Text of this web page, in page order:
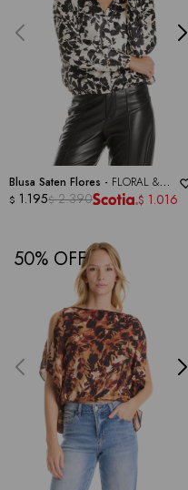
Blusa Saten Flores - FLORAL &
IVY
$ 1.195$ 2.390 $ 1.016
50